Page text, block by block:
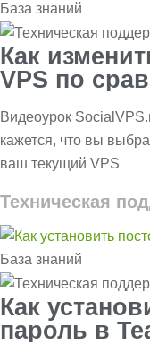
База знаний
Как
VPS по
Видеоурок
кажется, что вы
ваш текущий VPS
Техническая
База знаний
Как
пароль в